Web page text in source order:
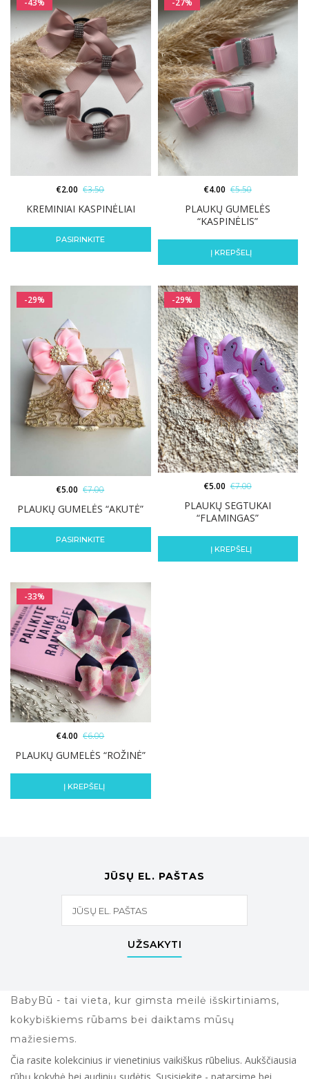
-43%
KREMINIAI KASPINĖLIAI
€2.00 €3.50
PASIRINKITE
-27%
PLAUKŲ GUMELĖS
“KASPINĖLIS”
€4.00 €5.50
Į KREPŠELĮ
-29%
PLAUKŲ GUMELĖS “AKUTĖ”
€5.00 €7.00
PASIRINKITE
-29%
PLAUKŲ SEGTUKAI
“FLAMINGAS”
€5.00 €7.00
Į KREPŠELĮ
-33%
PLAUKŲ GUMELĖS “ROŽINĖ”
€4.00 €6.00
Į KREPŠELĮ
JŪSŲ EL. PAŠTAS
UŽSAKYTI
BabyBū - tai vieta, kur gimsta meilė išskirtiniams,
kokybiškiems rūbams bei daiktams mūsų
mažiesiems.
Čia rasite kolekcinius ir vienetinius vaikiškus rūbelius. Aukščiausia